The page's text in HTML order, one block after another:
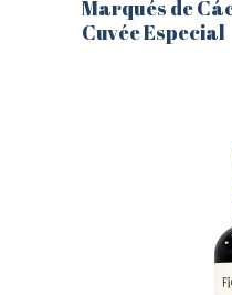
Marqués de
Cuvée Especial